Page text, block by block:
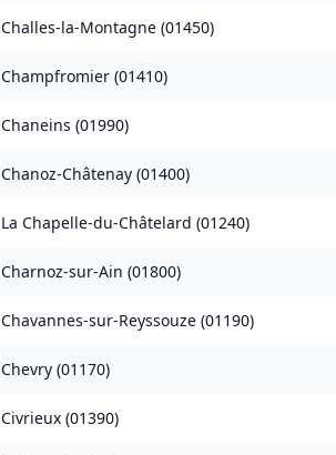
Challes-la-Montagne (01450)
Champfromier (01410)
Chaneins (01990)
Chanoz-Châtenay (01400)
La Chapelle-du-Châtelard (01240)
Charnoz-sur-Ain (01800)
Chavannes-sur-Reyssouze (01190)
Chevry (01170)
Civrieux (01390)